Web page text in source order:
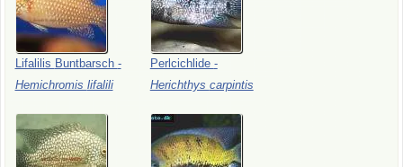
Lifalilis Buntbarsch -
Hemichromis lifalili
Perlcichlide -
Herichthys carpintis